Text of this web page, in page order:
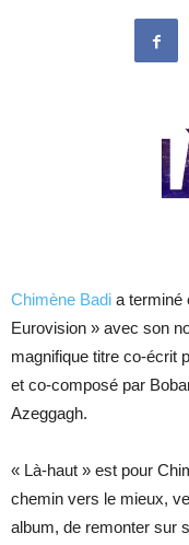
Chimène Badi a terminé
Eurovision » avec son
magnifique titre co-écrit
et co-composé par
Azeggagh.
« Là-haut » est pour
chemin vers le mieux,
album, de remonter sur